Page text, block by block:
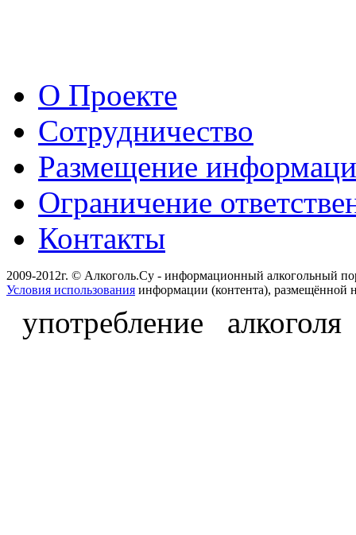
О Проекте
Сотрудничество
Размещение
Ограничение
Контакты
2009-2012г. © Алкоголь.Су - информационный алкогольный
Условия использования информации (контента), размещённой
употребление